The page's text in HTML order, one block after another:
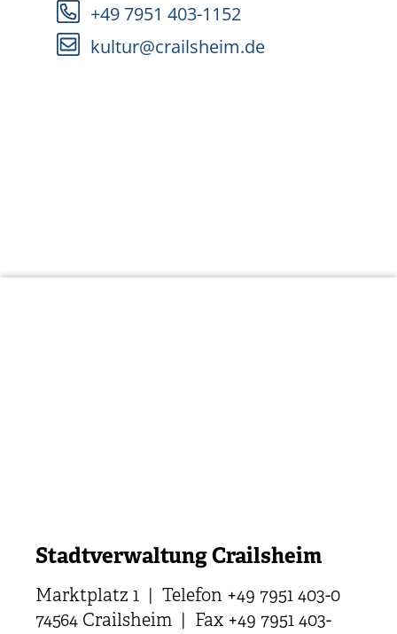
+49 7951 403-1152
kultur@crailsheim.de
Stadtverwaltung Crailsheim
Marktplatz 1 | Telefon +49 7951 403-0
74564 Crailsheim | Fax +49 7951 403-